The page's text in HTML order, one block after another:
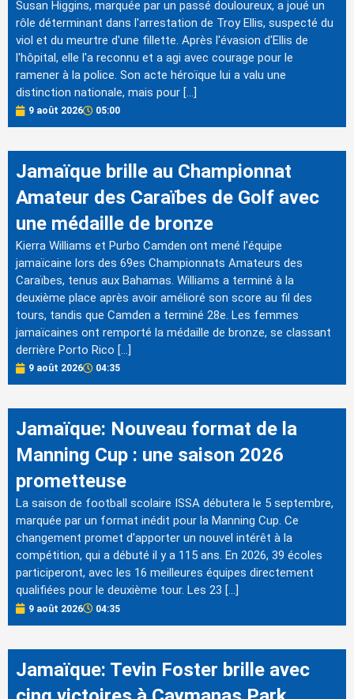
Susan Higgins, marquée par un passé douloureux, a joué un
rôle déterminant dans l'arrestation de Troy Ellis, suspecté du
viol et du meurtre d'une fillette. Après l'évasion d'Ellis de
l'hôpital, elle l'a reconnu et a agi avec courage pour le
ramener à la police. Son acte héroïque lui a valu une
distinction nationale, mais pour […]
9 août 2026 05:00
Jamaïque brille au Championnat
Amateur des Caraïbes de Golf avec
une médaille de bronze
Kierra Williams et Purbo Camden ont mené l'équipe
jamaïcaine lors des 69es Championnats Amateurs des
Caraïbes, tenus aux Bahamas. Williams a terminé à la
deuxième place après avoir amélioré son score au fil des
tours, tandis que Camden a terminé 28e. Les femmes
jamaïcaines ont remporté la médaille de bronze, se classant
derrière Porto Rico […]
9 août 2026 04:35
Jamaïque: Nouveau format de la
Manning Cup : une saison 2026
prometteuse
La saison de football scolaire ISSA débutera le 5 septembre,
marquée par un format inédit pour la Manning Cup. Ce
changement promet d'apporter un nouvel intérêt à la
compétition, qui a débuté il y a 115 ans. En 2026, 39 écoles
participeront, avec les 16 meilleures équipes directement
qualifiées pour le deuxième tour. Les 23 […]
9 août 2026 04:35
Jamaïque: Tevin Foster brille avec